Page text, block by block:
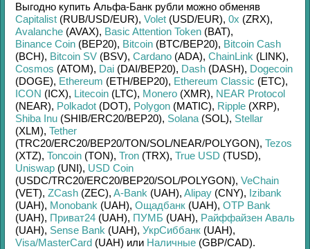
Выгодно купить Альфа-Банк рубли можно обменяв
Capitalist (RUB/USD/EUR), Volet (USD/EUR), 0x (ZRX),
Avalanche (AVAX), Basic Attention Token (BAT),
Binance Coin (BEP20), Bitcoin (BTC/BEP20), Bitcoin Cash
(BCH), Bitcoin SV (BSV), Cardano (ADA), ChainLink (LINK),
Cosmos (ATOM), Dai (DAI/BEP20), Dash (DASH), Dogecoin
(DOGE), Ethereum (ETH/BEP20), Ethereum Classic (ETC),
ICON (ICX), Litecoin (LTC), Monero (XMR), NEAR Protocol
(NEAR), Polkadot (DOT), Polygon (MATIC), Ripple (XRP),
Shiba Inu (SHIB/ERC20/BEP20), Solana (SOL), Stellar
(XLM), Tether
(TRC20/ERC20/BEP20/TON/SOL/NEAR/POLYGON), Tezos
(XTZ), Toncoin (TON), Tron (TRX), True USD (TUSD),
Uniswap (UNI), USD Coin
(USDC/TRC20/ERC20/BEP20/SOL/POLYGON), VeChain
(VET), ZCash (ZEC), A-Bank (UAH), Alipay (CNY), Izibank
(UAH), Monobank (UAH), Ощадбанк (UAH), OTP Bank
(UAH), Приват24 (UAH), ПУМБ (UAH), Райффайзен Аваль
(UAH), Sense Bank (UAH), УкрСиббанк (UAH),
Visa/MasterCard (UAH) или Наличные (GBP/CAD).